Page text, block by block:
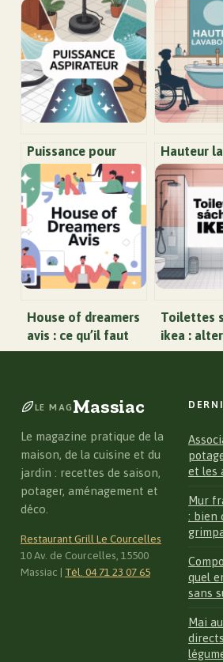
Puissance pour
aspirateur :
comment choisir la
bonne performance
réelle
Hauteur
: normes,
et erreurs
House of dreamers
avis : ce qu’il faut
vraiment savoir
Toilettes
ikea :
solutions
LE MAG Massiac
Le magazine pratique de la
maison, de la cuisine et du
jardin : recettes de saison,
potager, aménagement et
déco.
Restaurant Grill Le Courcelles
10 Av. de Courcelles, 15500
Massiac | Tél. 04 71 23 07 65
et les
Mur
: bien
quel
sans
Mai